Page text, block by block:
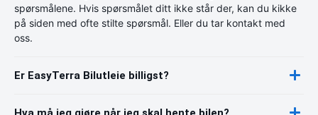
spørsmålene. Hvis spørsmålet ditt ikke står der, kan du kikke
på siden med ofte stilte spørsmål. Eller du tar kontakt med
oss.
Er EasyTerra Bilutleie billigst?